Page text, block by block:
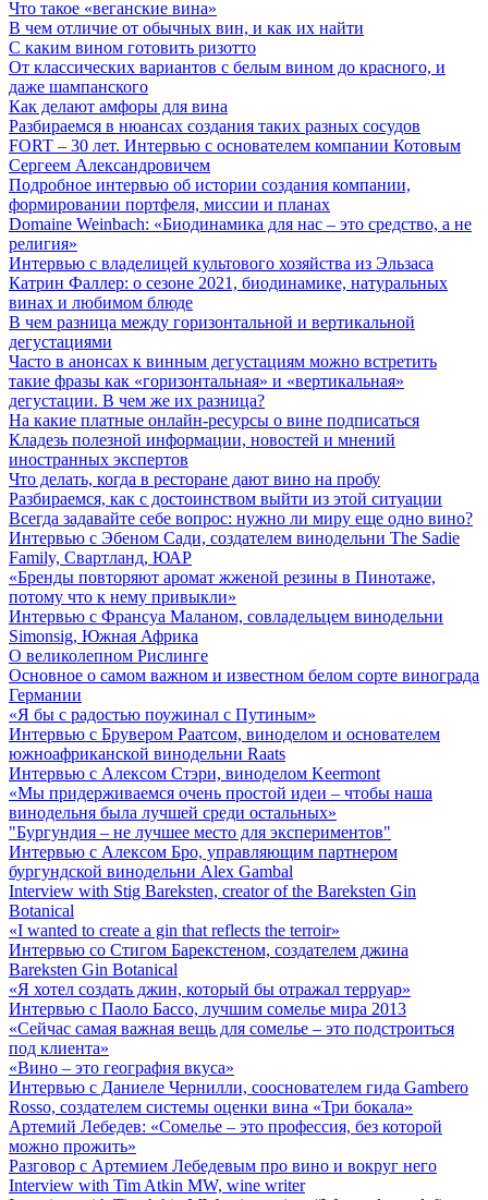
Что такое «веганские вина»
В чем отличие от обычных вин, и как их найти
С каким вином готовить ризотто
От классических вариантов с белым вином до красного, и
даже шампанского
Как делают амфоры для вина
Разбираемся в нюансах создания таких разных сосудов
FORT – 30 лет. Интервью с основателем компании Котовым
Сергеем Александровичем
Подробное интервью об истории создания компании,
формировании портфеля, миссии и планах
Domaine Weinbach: «Биодинамика для нас – это средство, а не
религия»
Интервью с владелицей культового хозяйства из Эльзаса
Катрин Фаллер: о сезоне 2021, биодинамике, натуральных
винах и любимом блюде
В чем разница между горизонтальной и вертикальной
дегустациями
Часто в анонсах к винным дегустациям можно встретить
такие фразы как «горизонтальная» и «вертикальная»
дегустации. В чем же их разница?
На какие платные онлайн-ресурсы о вине подписаться
Кладезь полезной информации, новостей и мнений
иностранных экспертов
Что делать, когда в ресторане дают вино на пробу
Разбираемся, как с достоинством выйти из этой ситуации
Всегда задавайте себе вопрос: нужно ли миру еще одно вино?
Интервью с Эбеном Сади, создателем винодельни The Sadie
Family, Свартланд, ЮАР
«Бренды повторяют аромат жженой резины в Пинотаже,
потому что к нему привыкли»
Интервью с Франсуа Маланом, совладельцем винодельни
Simonsig, Южная Африка
О великолепном Рислинге
Основное о самом важном и известном белом сорте винограда
Германии
«Я бы с радостью поужинал с Путиным»
Интервью с Брувером Раатсом, виноделом и основателем
южноафриканской винодельни Raats
Интервью с Алексом Стэри, виноделом Keermont
«Мы придерживаемся очень простой идеи – чтобы наша
винодельня была лучшей среди остальных»
"Бургундия – не лучшее место для экспериментов "
Интервью с Алексом Бро, управляющим партнером
бургундской винодельни Alex Gambal
Interview with Stig Bareksten, creator of the Bareksten Gin
Botanical
«I wanted to create a gin that reflects the terroir»
Интервью со Стигом Барекстеном, создателем джина
Bareksten Gin Botanical
«Я хотел создать джин, который бы отражал терруар»
Интервью с Паоло Бассо, лучшим сомелье мира 2013
«Сейчас самая важная вещь для сомелье – это подстроиться
под клиента»
«Вино – это география вкуса»
Интервью с Даниеле Чернилли, сооснователем гида Gambero
Rosso, создателем системы оценки вина «Три бокала»
Артемий Лебедев: «Сомелье – это профессия, без которой
можно прожить»
Разговор с Артемием Лебедевым про вино и вокруг него
Interview with Tim Atkin MW, wine writer